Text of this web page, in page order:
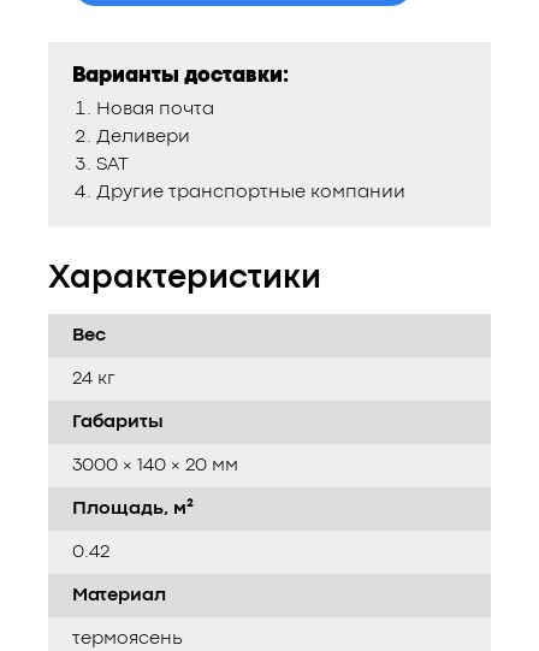
Варианты доставки:
Новая почта
Деливери
SAT
Другие транспортные компании
Характеристики
Вес
24 кг
Габариты
3000 × 140 × 20 мм
Площадь, м²
0.42
Материал
термоясень